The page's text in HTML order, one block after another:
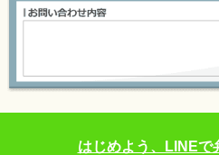
はじめよう、LINEで